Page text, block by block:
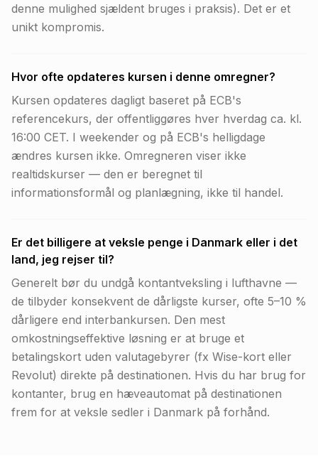
denne mulighed sjældent bruges i praksis). Det er et
unikt kompromis.
Hvor ofte opdateres kursen i denne omregner?
Kursen opdateres dagligt baseret på ECB's
referencekurs, der offentliggøres hver hverdag ca. kl.
16:00 CET. I weekender og på ECB's helligdage
ændres kursen ikke. Omregneren viser ikke
realtidskurser — den er beregnet til
informationsformål og planlægning, ikke til handel.
Er det billigere at veksle penge i Danmark eller i det
land, jeg rejser til?
Generelt bør du undgå kontantveksling i lufthavne —
de tilbyder konsekvent de dårligste kurser, ofte 5–10 %
dårligere end interbankursen. Den mest
omkostningseffektive løsning er at bruge et
betalingskort uden valutagebyrer (fx Wise-kort eller
Revolut) direkte på destinationen. Hvis du har brug for
kontanter, brug en hæveautomat på destinationen
frem for at veksle sedler i Danmark på forhånd.